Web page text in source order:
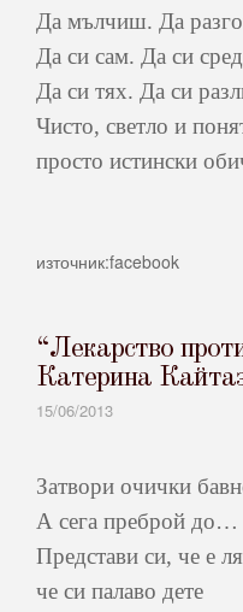
Да мълчиш. Да
Да си сам. Да си
Да си тях. Да си
Чисто, светло и
просто истински
източник:facebook
“Лекарство
Катерина
15/06/2013
Затвори очички
А сега преброй до…
Представи си, че е
че си палаво дете